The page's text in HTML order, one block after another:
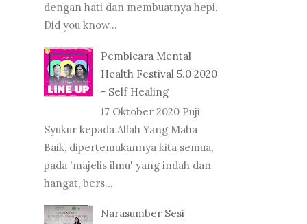
dengan hati dan membuatnya hepi.
Did you know...
Pembicara Mental
Health Festival 5.0 2020
- Self Healing
17 Oktober 2020 Puji
Syukur kepada Allah Yang Maha
Baik, dipertemukannya kita semua,
pada 'majelis ilmu' yang indah dan
hangat, bers...
Narasumber Sesi